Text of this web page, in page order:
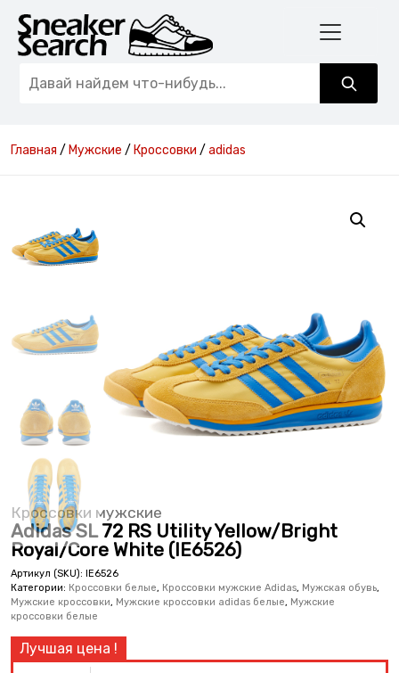
Главная / Мужские / Кроссовки / adidas
Кроссовки мужские
Adidas SL 72 RS Utility Yellow/Bright
Royal/Core White (IE6526)
Артикул (SKU):
IE6526
Категории: Кроссовки белые, Кроссовки мужские Adidas, Мужская обувь,
Мужские кроссовки, Мужские кроссовки adidas белые, Мужские
кроссовки белые